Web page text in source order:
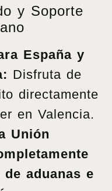
y Soporte
España y
Disfruta de
directamente
en Valencia.
Unión
aduanas e